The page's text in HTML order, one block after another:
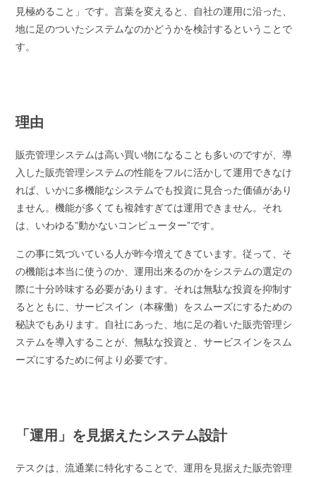
見極めること」です。言葉を変えると、自社の運用に沿った、
地に足のついたシステムなのかどうかを検討するということで
す。
理由
販売管理システムは高い買い物になることも多いのですが、導
入した販売管理システムの性能をフルに活かして運用できなけ
れば、いかに多機能なシステムでも投資に見合った価値があり
ません。機能が多くても複雑すぎては運用できません。それ
は、いわゆる”動かないコンピューター”です。
この事に気づいている人が昨今増えてきています。従って、そ
の機能は本当に使うのか、運用出来るのかをシステムの選定の
際に十分吟味する必要があります。それは無駄な投資を抑制す
るとともに、サービスイン（本稼働）をスムーズにするための
秘訣でもあります。自社にあった、地に足の着いた販売管理シ
ステムを導入することが、無駄な投資と、サービスインをスム
ーズにするために何より必要です。
「運用」を見据えたシステム設計
テスクは、流通業に特化することで、運用を見据えた販売管理